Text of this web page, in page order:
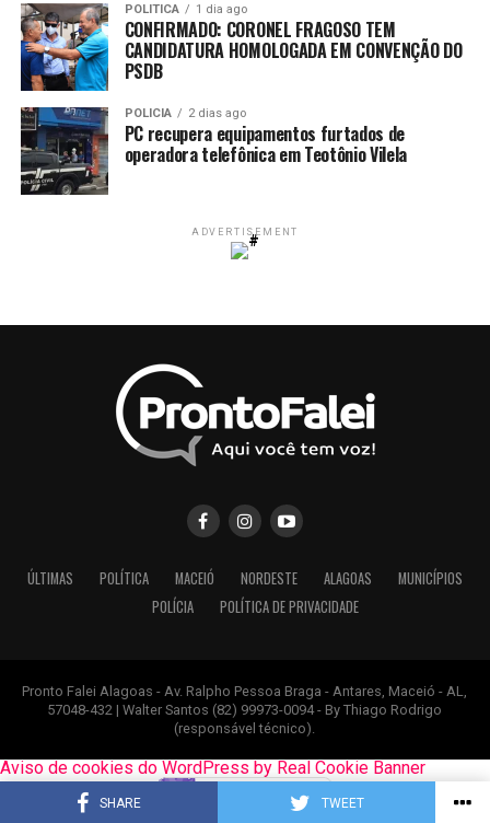
SHARE TWEET
POLITICA 1 dia ago
CONFIRMADO: CORONEL FRAGOSO TEM
CANDIDATURA HOMOLOGADA EM CONVENÇÃO DO
PSDB
POLICIA 2 dias ago
PC recupera equipamentos furtados de
operadora telefônica em Teotônio Vilela
ADVERTISEMENT
ÚLTIMAS POLÍTICA MACEIÓ NORDESTE ALAGOAS
MUNICÍPIOS
POLÍCIA
POLÍTICA DE PRIVACIDADE
Pronto Falei Alagoas - Av. Ralpho Pessoa Braga - Antares, Maceió - AL,
57048-432 | Walter Santos (82) 99973-0094 - By Thiago Rodrigo
(responsável técnico).
Aviso de cookies do WordPress by Real Cookie Banner